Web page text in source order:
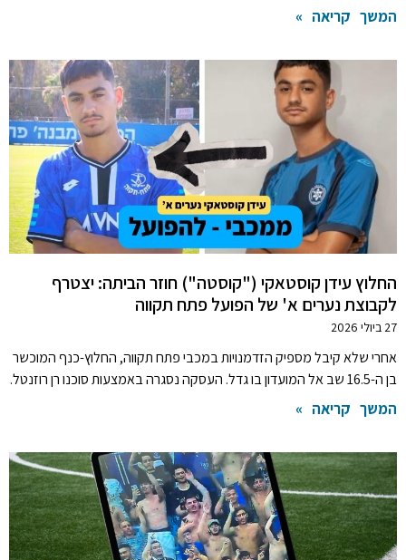
המשך קריאה »
החלוץ עידן קוסטאקי ("קוסטה") חוזר הביתה: יצטרף
לקבוצת נערים א' של הפועל פתח תקווה
27 ביולי 2026
אחרי שלא קיבל מספיק הזדמנויות במכבי פתח תקווה, החלוץ-כנף המוכשר
בן ה-16.5 שב אל המועדון בו גדל. העסקה נסגרה באמצעות סוכנו רן רוזנטל.
המשך קריאה »